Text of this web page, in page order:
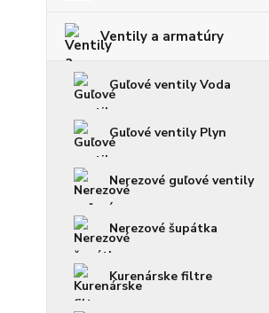
Ventily a armatúry
Guľové ventily Voda
Guľové ventily Plyn
Nerezové guľové ventily
Nerezové šupátka
Kurenárske filtre